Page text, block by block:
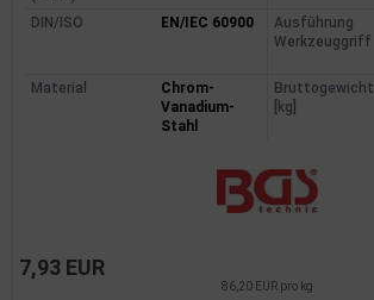
DIN/ISO EN/IEC 60900
Ausführung
Werkzeuggriff
Material
Chrom-
Vanadium-
Stahl
Bruttogewicht
[kg]
7,93 EUR
86,20 EUR pro kg
Kommunikationssysteme